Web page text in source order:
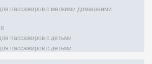
пассажиров с мелкими домашними
пассажиров с детьми
пассажиров с детьми